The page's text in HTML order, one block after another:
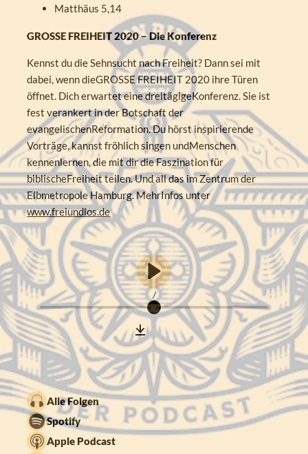
Matthäus 5,14
GROSSE FREIHEIT 2020 – Die Konferenz
Kennst du die Sehnsucht nach Freiheit? Dann sei mit
dabei, wenn dieGROSSE FREIHEIT 2020 ihre Türen
öffnet. Dich erwartet eine dreitägigeKonferenz. Sie ist
fest verankert in der Botschaft der
evangelischenReformation. Du hörst inspirierende
Vorträge, kannst fröhlich singen undMenschen
kennenlernen, die mit dir die Faszination für
biblischeFreiheit teilen. Und all das im Zentrum der
Elbmetropole Hamburg. MehrInfos unter
www.freiundlos.de
/
Alle Folgen
Spotify
Apple Podcast